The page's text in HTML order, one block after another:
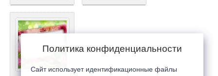
Политика конфиденциальности
Сайт использует идентификационные файлы